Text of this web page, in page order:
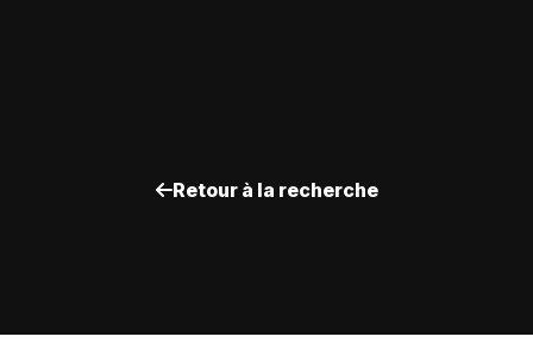
Retour à la recherche